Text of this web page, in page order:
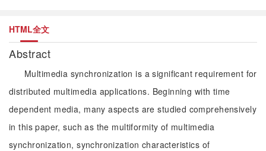
HTML全文
Abstract
Multimedia synchronization is a significant requirement for
distributed multimedia applications. Beginning with time
dependent media, many aspects are studied comprehensively
in this paper, such as the multiformity of multimedia
synchronization, synchronization characteristics of